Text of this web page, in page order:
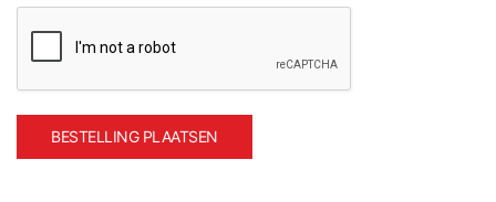
BESTELLING PLAATSEN